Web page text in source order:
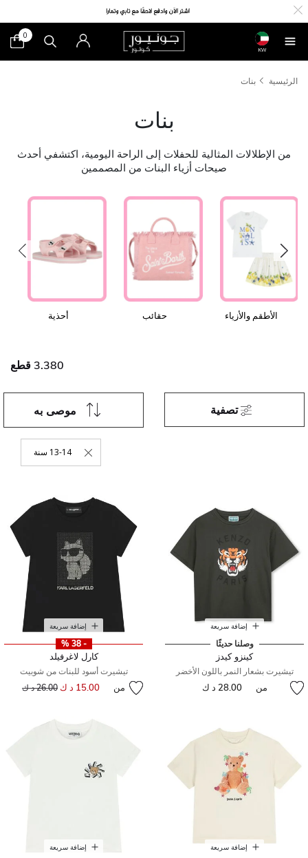
KW
0
الرئيسية بنات
بنات
من الإطلالات المثالية للحفلات إلى الراحة اليومية، اكتشفي أحدث
صيحات أزياء البنات من المصممين
الأطقم والأزياء حقائب أحذية
3.380 قطع
موصى به تصفية
13-14 سنة
حذف
إضافة سريعة
وصلنا حديثًا
كينزو كيدز
تيشيرت بشعار النمر باللون الأخضر
من 28.00 د ك
إضافة سريعة
- 38 %
كارل لاغرفيلد
تيشيرت أسود للبنات من شوبيت
من 15.00 د ك سعر مخفض من
26.00 د ك إلى
إضافة سريعة إضافة سريعة